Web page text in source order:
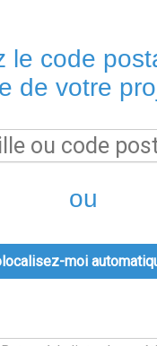
le code
de votre
ou
moi